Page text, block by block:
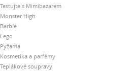
Testujte s Mimibazarem
Monster High
Barbie
Lego
Pyžama
Kosmetika a parfémy
Teplákové soupravy